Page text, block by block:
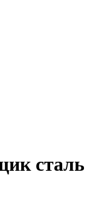
сталь